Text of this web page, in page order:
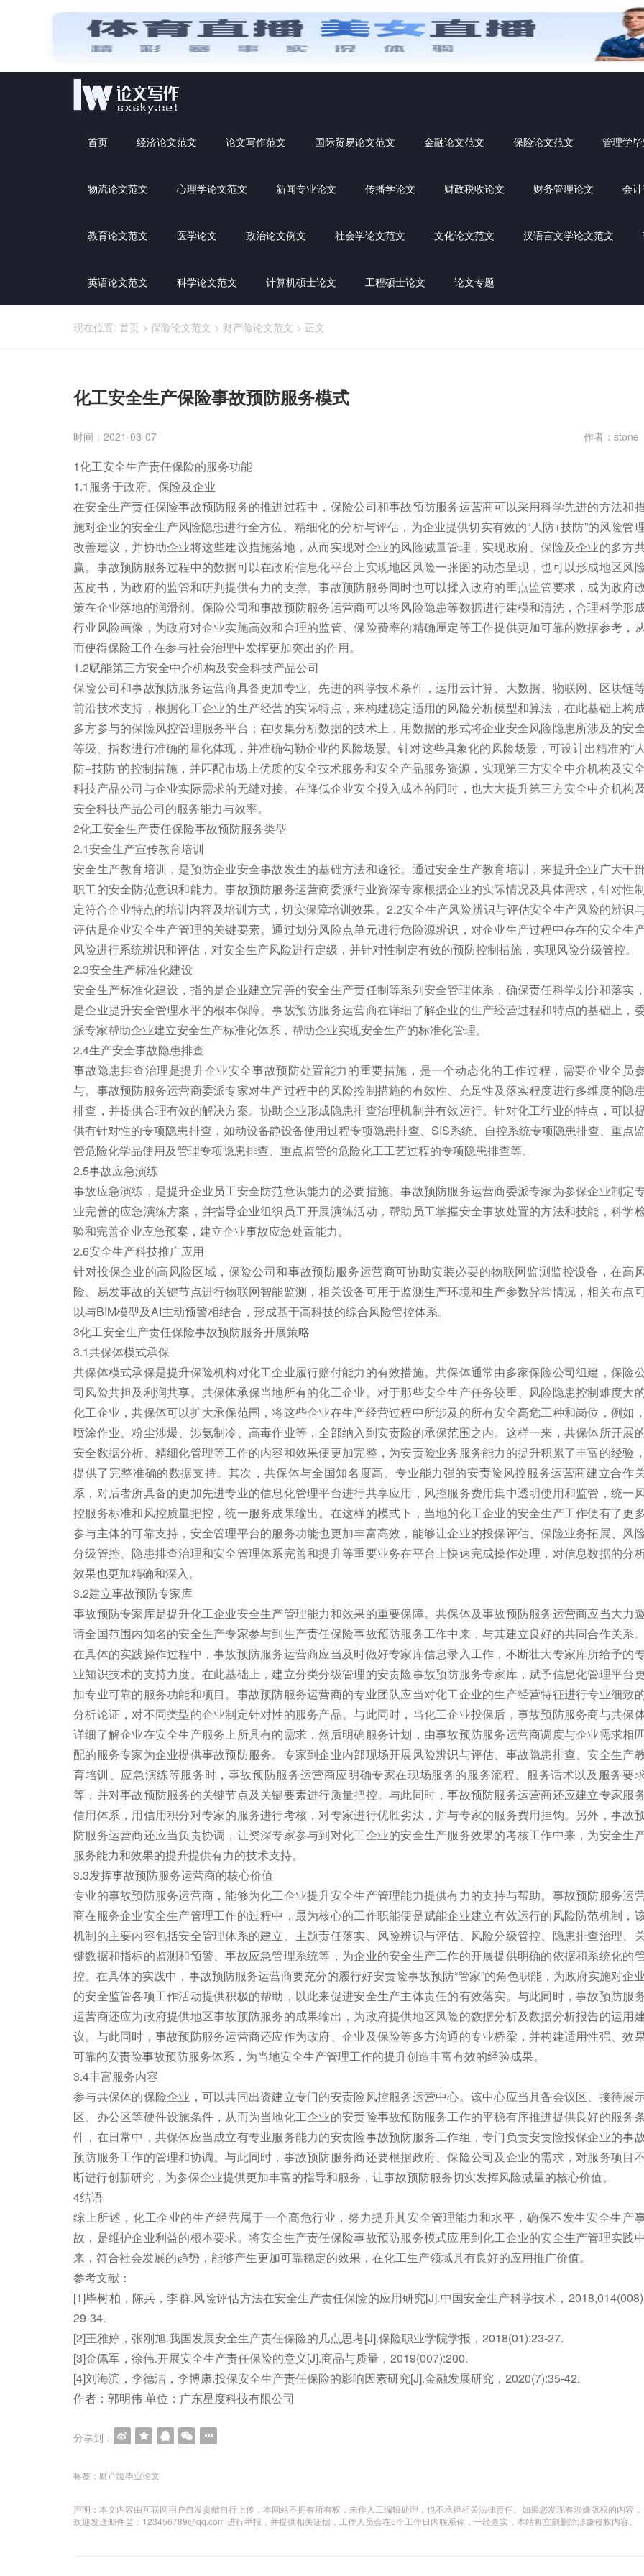
首页 经济论文范文 论文写作范文 国际贸易论文范文 金融论文范文 保险论文范文 管理学
物流论文范文 心理学论文范文 新闻专业论文 传播学论文 财政税收论文 财务管理论文 会
教育论文范文 医学论文 政治论文例文 社会学论文范文 文化论文范文 汉语言文学论文范文
英语论文范文 科学论文范文 计算机硕士论文 工程硕士论文 论文专题
现在位置: 首页 > 保险论文范文 > 财产险论文范文 > 正文
化工安全生产保险事故预防服务模式
时间：2021-03-07 作者：stone
1化工安全生产责任保险的服务功能
1.1服务于政府、保险及企业
在安全生产责任保险事故预防服务的推进过程中，保险公司和事故预防服务运营商可以采用科学先进的方法和
施对企业的安全生产风险隐患进行全方位、精细化的分析与评估，为企业提供切实有效的“人防+技防”的风险管
改善建议，并协助企业将这些建议措施落地，从而实现对企业的风险减量管理，实现政府、保险及企业的多方
赢。事故预防服务过程中的数据可以在政府信息化平台上实现地区风险一张图的动态呈现，也可以形成地区风
蓝皮书，为政府的监管和研判提供有力的支撑。事故预防服务同时也可以揉入政府的重点监管要求，成为政府
策在企业落地的润滑剂。保险公司和事故预防服务运营商可以将风险隐患等数据进行建模和清洗，合理科学形
行业风险画像，为政府对企业实施高效和合理的监管、保险费率的精确厘定等工作提供更加可靠的数据参考，
而使得保险工作在参与社会治理中发挥更加突出的作用。
1.2赋能第三方安全中介机构及安全科技产品公司
保险公司和事故预防服务运营商具备更加专业、先进的科学技术条件，运用云计算、大数据、物联网、区块链
前沿技术支持，根据化工企业的生产经营的实际特点，来构建稳定适用的风险分析模型和算法，在此基础上构
多方参与的保险风控管理服务平台；在收集分析数据的技术上，用数据的形式将企业安全风险隐患所涉及的安
等级、指数进行准确的量化体现，并准确勾勒企业的风险场景。针对这些具象化的风险场景，可设计出精准的“人
防+技防”的控制措施，并匹配市场上优质的安全技术服务和安全产品服务资源，实现第三方安全中介机构及安全
科技产品公司与企业实际需求的无缝对接。在降低企业安全投入成本的同时，也大大提升第三方安全中介机构及
安全科技产品公司的服务能力与效率。
2化工安全生产责任保险事故预防服务类型
2.1安全生产宣传教育培训
安全生产教育培训，是预防企业安全事故发生的基础方法和途径。通过安全生产教育培训，来提升企业广大干
职工的安全防范意识和能力。事故预防服务运营商委派行业资深专家根据企业的实际情况及具体需求，针对性
定符合企业特点的培训内容及培训方式，切实保障培训效果。2.2安全生产风险辨识与评估安全生产风险的辨识
评估是企业安全生产管理的关键要素。通过划分风险点单元进行危险源辨识，对企业生产过程中存在的安全生
风险进行系统辨识和评估，对安全生产风险进行定级，并针对性制定有效的预防控制措施，实现风险分级管控。
2.3安全生产标准化建设
安全生产标准化建设，指的是企业建立完善的安全生产责任制等系列安全管理体系，确保责任科学划分和落实，
是企业提升安全管理水平的根本保障。事故预防服务运营商在详细了解企业的生产经营过程和特点的基础上，
派专家帮助企业建立安全生产标准化体系，帮助企业实现安全生产的标准化管理。
2.4生产安全事故隐患排查
事故隐患排查治理是提升企业安全事故预防处置能力的重要措施，是一个动态化的工作过程，需要企业全员
与。事故预防服务运营商委派专家对生产过程中的风险控制措施的有效性、充足性及落实程度进行多维度的隐
排查，并提供合理有效的解决方案。协助企业形成隐患排查治理机制并有效运行。针对化工行业的特点，可以
供有针对性的专项隐患排查，如动设备静设备使用过程专项隐患排查、SIS系统、自控系统专项隐患排查、重点监
管危险化学品使用及管理专项隐患排查、重点监管的危险化工工艺过程的专项隐患排查等。
2.5事故应急演练
事故应急演练，是提升企业员工安全防范意识能力的必要措施。事故预防服务运营商委派专家为参保企业制定
业完善的应急演练方案，并指导企业组织员工开展演练活动，帮助员工掌握安全事故处置的方法和技能，科学
验和完善企业应急预案，建立企业事故应急处置能力。
2.6安全生产科技推广应用
针对投保企业的高风险区域，保险公司和事故预防服务运营商可协助安装必要的物联网监测监控设备，在高
险、易发事故的关键节点进行物联网智能监测，相关设备可用于监测生产环境和生产参数异常情况，相关布点
以与BIM模型及AI主动预警相结合，形成基于高科技的综合风险管控体系。
3化工安全生产责任保险事故预防服务开展策略
3.1共保体模式承保
共保体模式承保是提升保险机构对化工企业履行赔付能力的有效措施。共保体通常由多家保险公司组建，保险
司风险共担及利润共享。共保体承保当地所有的化工企业。对于那些安全生产任务较重、风险隐患控制难度大
化工企业，共保体可以扩大承保范围，将这些企业在生产经营过程中所涉及的所有安全高危工种和岗位，例如，
喷涂作业、粉尘涉爆、涉氨制冷、高毒作业等，全部纳入到安责险的承保范围之内。这样一来，共保体所开展
安全数据分析、精细化管理等工作的内容和效果便更加完整，为安责险业务服务能力的提升积累了丰富的经验，
提供了完整准确的数据支持。其次，共保体与全国知名度高、专业能力强的安责险风控服务运营商建立合作
系，对后者所具备的更加先进专业的信息化管理平台进行共享应用，风控服务费用集中透明使用和监管，统一
控服务标准和风控质量把控，统一服务成果输出。在这样的模式下，当地的化工企业的安全生产工作便有了更
参与主体的可靠支持，安全管理平台的服务功能也更加丰富高效，能够让企业的投保评估、保险业务拓展、风
分级管控、隐患排查治理和安全管理体系完善和提升等重要业务在平台上快速完成操作处理，对信息数据的分
效果也更加精确和深入。
3.2建立事故预防专家库
事故预防专家库是提升化工企业安全生产管理能力和效果的重要保障。共保体及事故预防服务运营商应当大力
请全国范围内知名的安全生产专家参与到生产责任保险事故预防服务工作中来，与其建立良好的共同合作关系。
在具体的实践操作过程中，事故预防服务运营商应当及时做好专家库信息录入工作，不断壮大专家库所给予的
业知识技术的支持力度。在此基础上，建立分类分级管理的安责险事故预防服务专家库，赋予信息化管理平台
加专业可靠的服务功能和项目。事故预防服务运营商的专业团队应当对化工企业的生产经营特征进行专业细致
分析论证，对不同类型的企业制定针对性的服务产品。与此同时，当化工企业投保后，事故预防服务商与共保
详细了解企业在安全生产服务上所具有的需求，然后明确服务计划，由事故预防服务运营商调度与企业需求相
配的服务专家为企业提供事故预防服务。专家到企业内部现场开展风险辨识与评估、事故隐患排查、安全生产
育培训、应急演练等服务时，事故预防服务运营商应明确专家在现场服务的服务流程、服务话术以及服务要
等，并对事故预防服务的关键节点及关键要素进行质量把控。与此同时，事故预防服务运营商还应建立专家服
信用体系，用信用积分对专家的服务进行考核，对专家进行优胜劣汰，并与专家的服务费用挂钩。另外，事故
防服务运营商还应当负责协调，让资深专家参与到对化工企业的安全生产服务效果的考核工作中来，为安全生
服务能力和效果的提升提供有力的技术支持。
3.3发挥事故预防服务运营商的核心价值
专业的事故预防服务运营商，能够为化工企业提升安全生产管理能力提供有力的支持与帮助。事故预防服务运
商在服务企业安全生产管理工作的过程中，最为核心的工作职能便是赋能企业建立有效运行的风险防范机制，
机制的主要内容包括安全管理体系的建立、主题责任落实、风险辨识与评估、风险分级管控、隐患排查治理、
键数据和指标的监测和预警、事故应急管理系统等，为企业的安全生产工作的开展提供明确的依据和系统化的
控。在具体的实践中，事故预防服务运营商要充分的履行好安责险事故预防“管家”的角色职能，为政府实施对企业
的安全监管各项工作活动提供积极的帮助，以此来促进安全生产主体责任的有效落实。与此同时，事故预防服
运营商还应为政府提供地区事故预防服务的成果输出，为政府提供地区风险的数据分析及数据分析报告的运用
议。与此同时，事故预防服务运营商还应作为政府、企业及保险等多方沟通的专业桥梁，并构建适用性强、效
可靠的安责险事故预防服务体系，为当地安全生产管理工作的提升创造丰富有效的经验成果。
3.4丰富服务内容
参与共保体的保险企业，可以共同出资建立专门的安责险风控服务运营中心。该中心应当具备会议区、接待展
区、办公区等硬件设施条件，从而为当地化工企业的安责险事故预防服务工作的平稳有序推进提供良好的服务
件，在日常中，共保体应当成立有专业服务能力的安责险事故预防服务工作组，专门负责安责险投保企业的事
预防服务工作的管理和协调。与此同时，事故预防服务商还要根据政府、保险公司及企业的需求，对服务项目
断进行创新研究，为参保企业提供更加丰富的指导和服务，让事故预防服务切实发挥风险减量的核心价值。
4结语
综上所述，化工企业的生产经营属于一个高危行业，努力提升其安全管理能力和水平，确保不发生安全生产
故，是维护企业利益的根本要求。将安全生产责任保险事故预防服务模式应用到化工企业的安全生产管理实践中
来，符合社会发展的趋势，能够产生更加可靠稳定的效果，在化工生产领域具有良好的应用推广价值。
参考文献：
[1]毕树柏，陈兵，李群.风险评估方法在安全生产责任保险的应用研究[J].中国安全生产科学技术，
29-34.
[2]王雅婷，张刚旭.我国发展安全生产责任保险的几点思考[J].保险职业学院学报，2018(01):23-27.
[3]金佩军，徐伟.开展安全生产责任保险的意义[J].商品与质量，2019(007):200.
[4]刘海滨，李德洁，李博康.投保安全生产责任保险的影响因素研究[J].金融发展研究，2020(7):35-42.
作者：郭明伟 单位：广东星度科技有限公司
文
章
航
分享到：
标签： 财产险毕业论文
声明：本文内容由互联网用户自发贡献自行上传，本网站不拥有所有权，未作人工编辑处理，也不承担相关法律责任。如果您发现有涉嫌版权的内容，
欢迎发送邮件至：123456789@qq.com 进行举报，并提供相关证据，工作人员会在5个工作日内联系你，一经查实，本站将立刻删除涉嫌侵权内容。